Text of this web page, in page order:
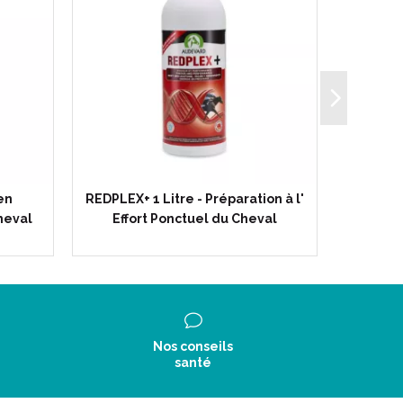
REDPLEX+ 1 Litre - Préparation à l'
Effort Ponctuel du Cheval
Nos conseils
santé